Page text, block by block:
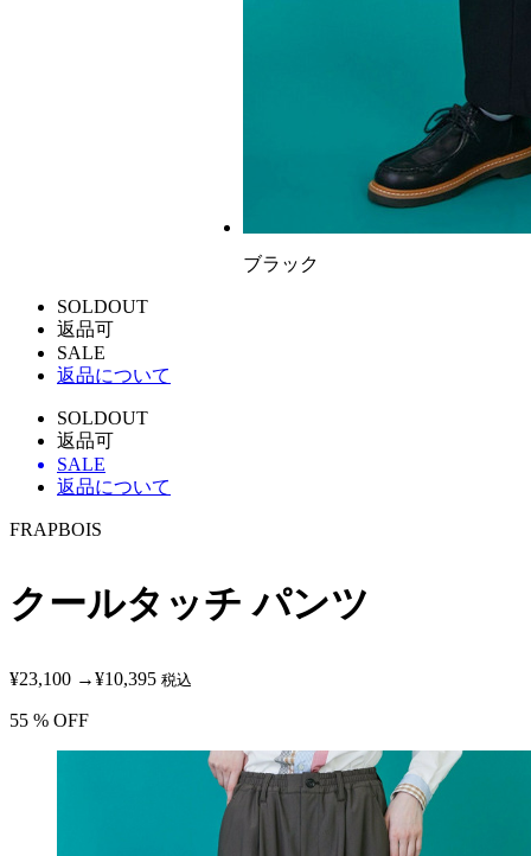
ブラック
SOLDOUT
返品可
SALE
返品について
SOLDOUT
返品可
SALE
返品について
FRAPBOIS
クールタッチ パンツ
¥23,100 →¥10,395 税込
55 % OFF